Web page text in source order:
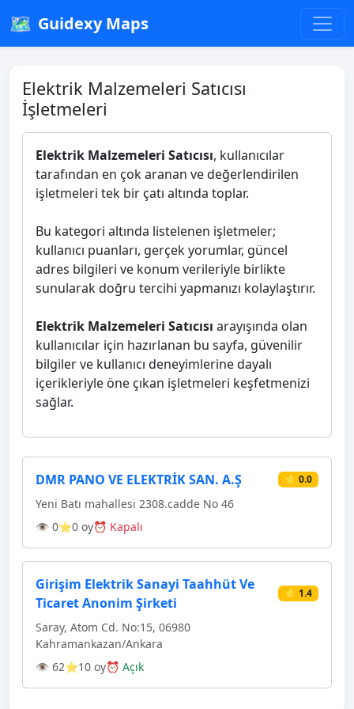
🗺️ Guidexy Maps
Elektrik Malzemeleri Satıcısı
İşletmeleri
Elektrik Malzemeleri Satıcısı, kullanıcılar
tarafından en çok aranan ve değerlendirilen
işletmeleri tek bir çatı altında toplar.
Bu kategori altında listelenen işletmeler;
kullanıcı puanları, gerçek yorumlar, güncel
adres bilgileri ve konum verileriyle birlikte
sunularak doğru tercihi yapmanızı kolaylaştırır.
Elektrik Malzemeleri Satıcısı arayışında olan
kullanıcılar için hazırlanan bu sayfa, güvenilir
bilgiler ve kullanıcı deneyimlerine dayalı
içerikleriyle öne çıkan işletmeleri keşfetmenizi
sağlar.
DMR PANO VE ELEKTRİK SAN. A.Ş ⭐ 0.0
Yeni Batı mahallesi 2308.cadde No 46
👁 0⭐0 oy⏰ Kapalı
Girişim Elektrik Sanayi Taahhüt Ve
Ticaret Anonim Şirketi
⭐ 1.4
Saray, Atom Cd. No:15, 06980
Kahramankazan/Ankara
👁 62⭐10 oy⏰ Açık